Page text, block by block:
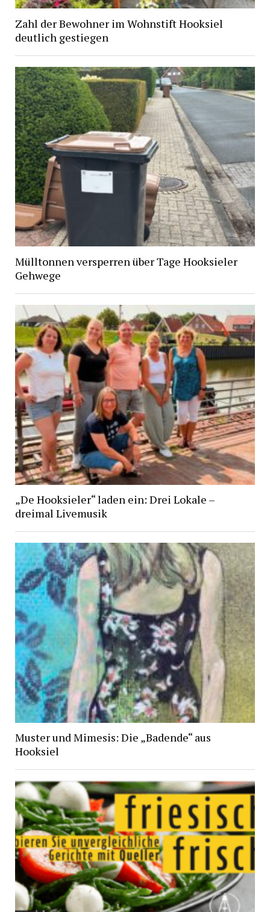
Zahl der Bewohner im Wohnstift Hooksiel
deutlich gestiegen
Mülltonnen versperren über Tage Hooksieler
Gehwege
„De Hooksieler“ laden ein: Drei Lokale –
dreimal Livemusik
Muster und Mimesis: Die „Badende“ aus
Hooksiel